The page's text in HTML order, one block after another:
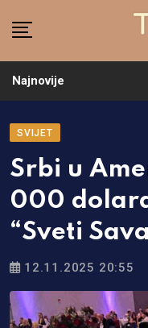
Najnovije
SVIJET
Srbi u
000
“Sveti
12.11.2025 20:55